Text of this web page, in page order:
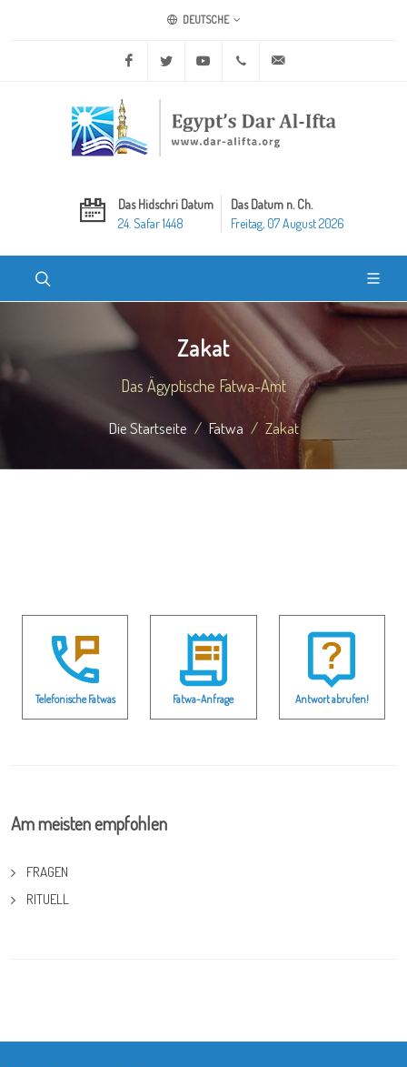
DEUTSCHE
Facebook Twitter Youtube +20 2 25970400
Das Hidschri Datum
24. Safar 1448
Das Datum n. Ch.
Freitag, 07 August 2026
Zakat
Das Ägyptische Fatwa-Amt
Die Startseite Fatwa Zakat
Telefonische Fatwas Fatwa-Anfrage Antwort abrufen!
Am meisten empfohlen
FRAGEN
RITUELL